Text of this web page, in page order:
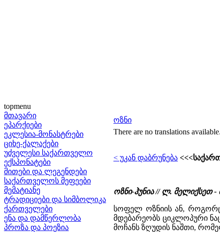
topmenu
მთავარი
ეპარქიები
ეკლესია-მონასტრები
ციხე-ქალაქები
უძველესი საქართველო
ექსპონატები
მითები და ლეგენდები
საქართველოს მეფეები
მემატიანე
ტრადიციები და სიმბოლიკა
ქართველები
ენა და დამწერლობა
პროზა და პოეზია
ოზნი
There are no translations
< უკან დაბრუნება
ოზნი-ჰუნია // ლ. მელიქსეთ
სოფელ ოზნიის ან, როგორც
მდებარეობს ციკლოპური
მოჩანს ზღუდის ნაშთი,